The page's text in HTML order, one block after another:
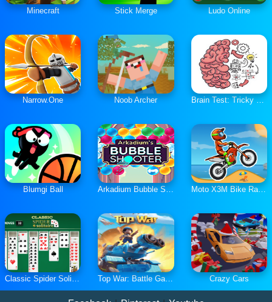
Minecraft Stick Merge Ludo Online
Narrow.One Noob Archer Brain Test: Tricky Puzzles
Blumgi Ball Arkadium Bubble Shooter Moto X3M Bike Race Game
Classic Spider Solitaire Top War: Battle Game Crazy Cars